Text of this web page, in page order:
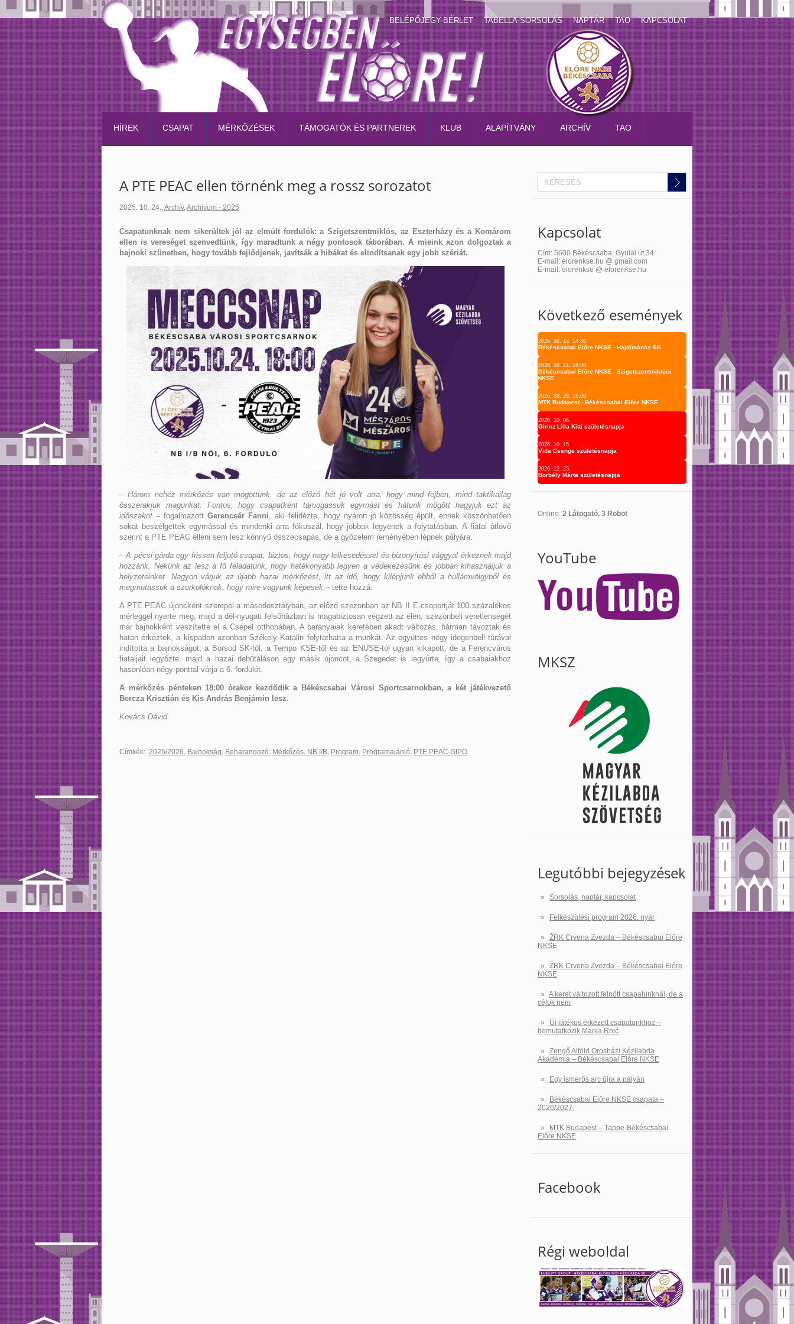
BELÉPŐJEGY-BÉRLET TABELLA-SORSOLÁS NAPTÁR TAO KAPCSOLAT
HÍREK CSAPAT MÉRKŐZÉSEK TÁMOGATÓK ÉS PARTNEREK KLUB ALAPÍTVÁNY ARCHÍV TAO
Kapcsolat
Cím: 5600 Békéscsaba, Gyulai út 34.
E-mail: elorenkse.hu @ gmail.com
E-mail: elorenkse @ elorenkse.hu
Következő események
2026. 08. 13. 14:30
Békéscsabai Előre NKSE - Hajdúnánás SK
2026. 08. 21. 16:00
Békéscsabai Előre NKSE - Szigetszentmiklósi
NKSE
2026. 08. 28. 16:00
MTK Budapest - Békéscsabai Előre NKSE
2026. 10. 06.
Giricz Lilla Kitti születésnapja
2026. 10. 15.
Vida Csenge születésnapja
2026. 12. 25.
Borbély Márta születésnapja
Online: 2 Látogató, 3 Robot
YouTube
MKSZ
Legutóbbi bejegyzések
Sorsolás, naptár, kapcsolat
Felkészülési program 2026. nyár
ŽRK Crvena Zvezda – Békéscsabai Előre
NKSE
ŽRK Crvena Zvezda – Békéscsabai Előre
NKSE
A keret változott felnőtt csapatunknál, de a
célok nem
Új játékos érkezett csapatunkhoz –
bemutatkozik Marija Rnić
Zengő Alföld Orosházi Kézilabda
Akadémia – Békéscsabai Előre NKSE
Egy ismerős arc újra a pályán
Békéscsabai Előre NKSE csapata –
2026/2027.
MTK Budapest – Tappe-Békéscsabai
Előre NKSE
Facebook
Régi weboldal
A PTE PEAC ellen törnénk meg a rossz sorozatot
2025. 10. 24.,Archív,Archívum - 2025
Csapatunknak nem sikerültek jól az elmúlt fordulók: a Szigetszentmiklós, az Eszterházy és a Komárom
ellen is vereséget szenvedtünk, így maradtunk a négy pontosok táborában. A mieink azon dolgoztak a
bajnoki szünetben, hogy tovább fejlődjenek, javítsák a hibákat és elindítsanak egy jobb szériát.
– Három nehéz mérkőzés van mögöttünk, de az előző hét jó volt arra, hogy mind fejben, mind taktikailag
összerakjuk magunkat. Fontos, hogy csapatként támogassuk egymást és hátunk mögött hagyjuk ezt az
időszakot– fogalmazottGerencsér Fanni , aki felidézte, hogy nyáron jó közösség épült, ennek köszönhetően
sokat beszélgettek egymással és mindenki arra fókuszál, hogy jobbak legyenek a folytatásban. A fiatal átlövő
szerint a PTE PEAC elleni sem lesz könnyű összecsapás, de a győzelem reményében lépnek pályára.
– A pécsi gárda egy frissen feljutó csapat, biztos, hogy nagy lelkesedéssel és bizonyítási vággyal érkeznek majd
hozzánk. Nekünk az lesz a fő feladatunk, hogy hatékonyabb legyen a védekezésünk és jobban kihasználjuk a
helyzeteinket. Nagyon várjuk az újabb hazai mérkőzést, itt az idő, hogy kilépjünk ebből a hullámvölgyből és
megmutassuk a szurkolóknak, hogy mire vagyunk képesek – tette hozzá.
A PTE PEAC újoncként szerepel a másodosztályban, az előző szezonban az NB II E-csoportját 100 százalékos
mérleggel nyerte meg, majd a dél-nyugati felsőházban is magabiztosan végzett az élen, szezonbeli veretlenségét
már bajnokként veszítette el a Csepel otthonában. A baranyaiak keretében akadt változás, hárman távoztak és
hatan érkeztek, a kispadon azonban Székely Katalin folytathatta a munkát. Az együttes négy idegenbeli túrával
indította a bajnokságot, a Borsod SK-tól, a Tempo KSE-től és az ENUSE-tól ugyan kikapott, de a Ferencváros
fiataljait legyőzte, majd a hazai debütáláson egy másik újoncot, a Szegedet is legyűrte, így a csabaiakhoz
hasonlóan négy ponttal várja a 6. fordulót.
A mérkőzés pénteken 18:00 órakor kezdődik a Békéscsabai Városi Sportcsarnokban, a két játékvezető
Bercza Krisztián és Kis András Benjámin lesz.
Kovács Dávid
Címkék: 2025/2026 Bajnokság Beharangozó Mérkőzés NB I/B Program Programajánló PTE PEAC-SIPO